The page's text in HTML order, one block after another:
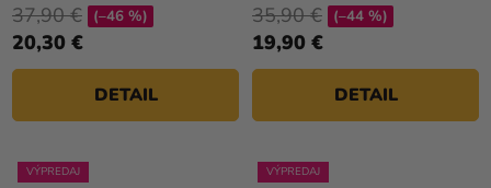
20,30 €
37,90 € (–46 %)
DETAIL
19,90 €
35,90 € (–44 %)
DETAIL
VÝPREDAJ VÝPREDAJ